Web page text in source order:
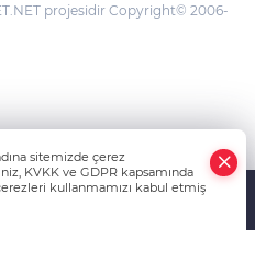
projesidir Copyright© 2006-
sitemizde çerez
KVKK ve GDPR kapsamında
kullanmamızı kabul etmiş